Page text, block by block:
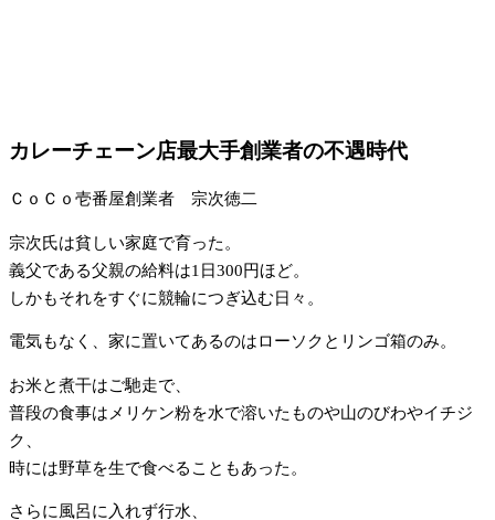
カレーチェーン店最大手創業者の不遇時代
ＣｏＣｏ壱番屋創業者 宗次徳二
宗次氏は貧しい家庭で育った。
義父である父親の給料は1日300円ほど。
しかもそれをすぐに競輪につぎ込む日々。
電気もなく、家に置いてあるのはローソクとリンゴ箱のみ。
お米と煮干はご馳走で、
普段の食事はメリケン粉を水で溶いたものや山のびわやイチジ
ク、
時には野草を生で食べることもあった。
さらに風呂に入れず行水、